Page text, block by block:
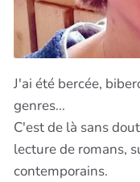
J'ai été bercée,
genres...
C'est de là sans
lecture de romans,
contemporains.